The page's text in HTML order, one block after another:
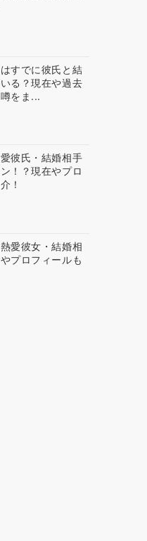
すでに彼氏と結
る？現在や過去
をま...
彼氏・結婚相手
！？現在やプロ
！
愛彼女・結婚相
プロフィールも